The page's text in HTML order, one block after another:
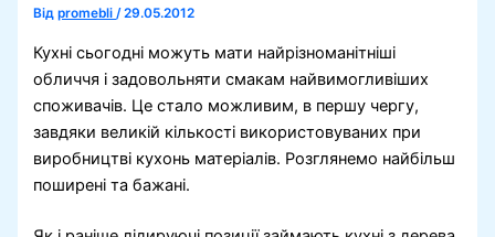
Відpromebli/29.05.2012
Кухні сьогодні можуть мати найрізноманітніші
обличчя і задовольняти смакам найвимогливіших
споживачів. Це стало можливим, в першу чергу,
завдяки великій кількості використовуваних при
виробництві кухонь матеріалів. Розглянемо найбільш
поширені та бажані.